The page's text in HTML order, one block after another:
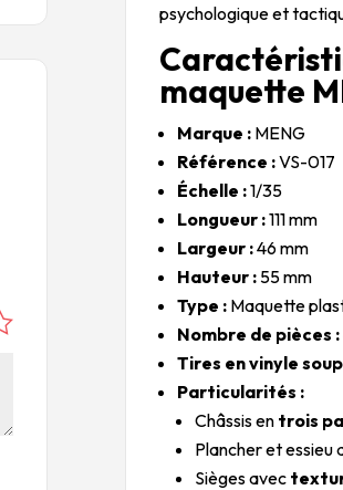
s
psychologique et
maquette
Marque : MENG
Référence :VS-017
Échelle :1/35
Longueur :111 mm
Largeur :46 mm
Hauteur : 55 mm
Type : Maquette
Nombre de pièces :
Tires en vinyle
Particularités :
Châssis en trois
Plancher et essieu
Sièges avec